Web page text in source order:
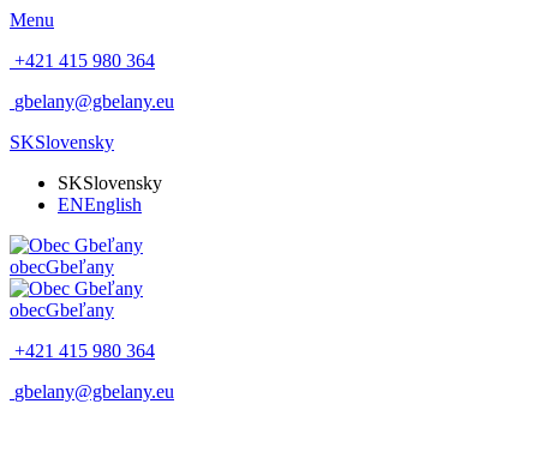
Menu
+421 415 980 364
gbelany@gbelany.eu
SKSlovensky
SKSlovensky
ENEnglish
obecGbeľany
obecGbeľany
+421 415 980 364
gbelany@gbelany.eu